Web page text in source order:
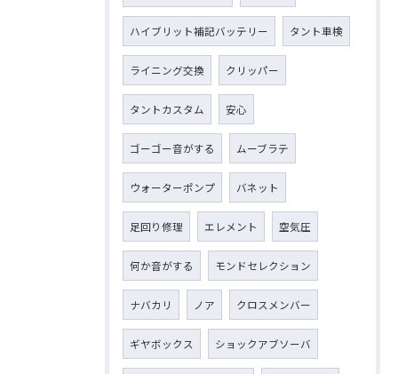
ハイブリット補記バッテリー タント車検
ライニング交換 クリッパー
タントカスタム 安心
ゴーゴー音がする ムーブラテ
ウォーターポンプ バネット
足回り修理 エレメント 空気圧
何か音がする モンドセレクション
ナバカリ ノア クロスメンバー
ギヤボックス ショックアブソーバ